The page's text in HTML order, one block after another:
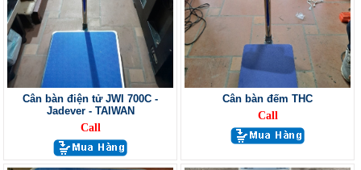
Cân bàn điện tử JWI 700C -
Jadever - TAIWAN
Call
Cân bàn đếm THC
Call